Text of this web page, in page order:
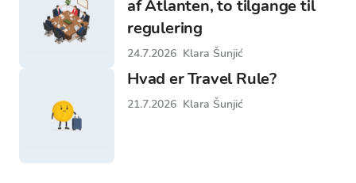
af Atlanten, to tilgange til
regulering
24.7.2026 Klara Šunjić
Hvad er Travel Rule?
21.7.2026 Klara Šunjić